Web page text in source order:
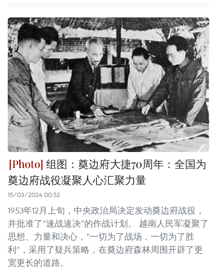
组图：奠边府大捷70周年：全国为
奠边府战役凝聚人心汇聚力量
15/03/2024 00:52
1953年12月上旬，中央政治局决定发动奠边府战役，
并批准了“速战速决”的作战计划。 越南人民军凝聚了
思想、力量和决心，“一切为了战场，一切为了胜
利”，采用了疑兵策略，在奠边府森林周围开辟了更
宽更长的道路。